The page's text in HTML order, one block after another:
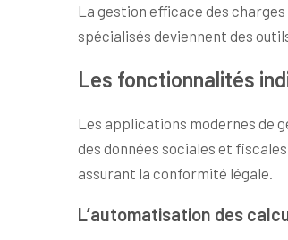
La gestion efficace des
spécialisés deviennent des
Les fonctionnalités
Les applications modernes de
des données sociales et
assurant la conformité légale.
L’automatisation des